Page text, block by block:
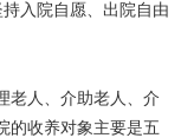
入院自愿、出院自由
老人、介助老人、介
的收养对象主要是五